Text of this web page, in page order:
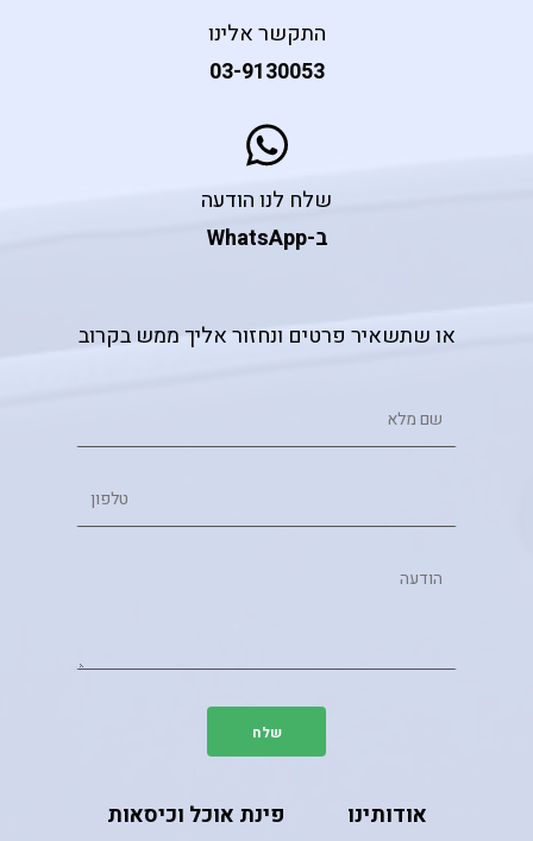
התקשר אלינו
03-9130053
שלח לנו הודעה
ב-WhatsApp
או שתשאיר פרטים ונחזור אליך ממש בקרוב
אודותינו
פינת אוכל וכיסאות